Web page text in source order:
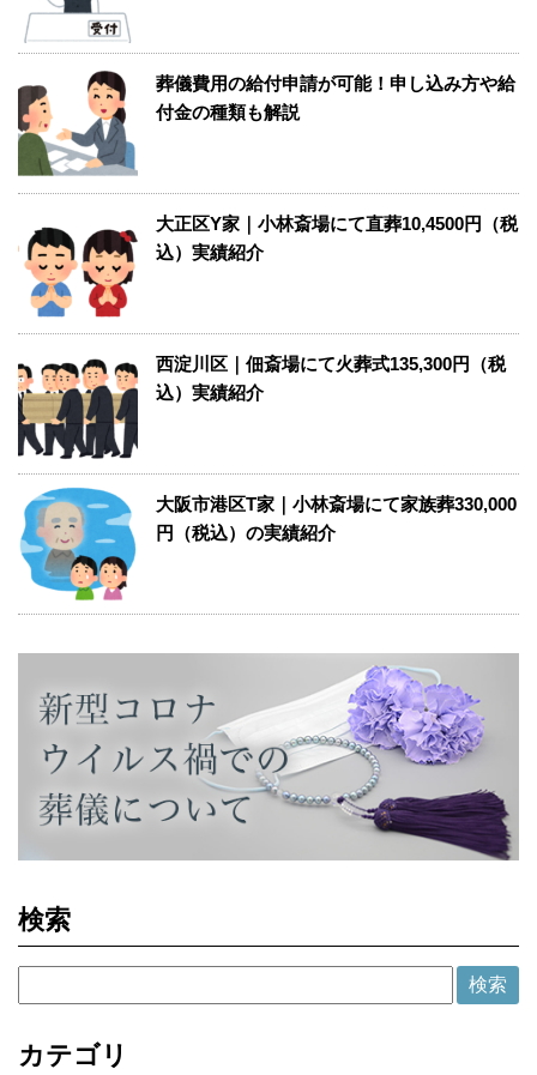
葬儀費用の給付申請が可能！申し込み方や給
付金の種類も解説
大正区Y家｜小林斎場にて直葬10,4500円（税
込）実績紹介
西淀川区｜佃斎場にて火葬式135,300円（税
込）実績紹介
大阪市港区T家｜小林斎場にて家族葬330,000
円（税込）の実績紹介
検索
カテゴリ